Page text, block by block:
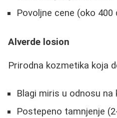
Povoljne cene (oko 400
Alverde losion
Prirodna kozmetika koja
Blagi miris u odnosu na
Postepeno tamnjenje